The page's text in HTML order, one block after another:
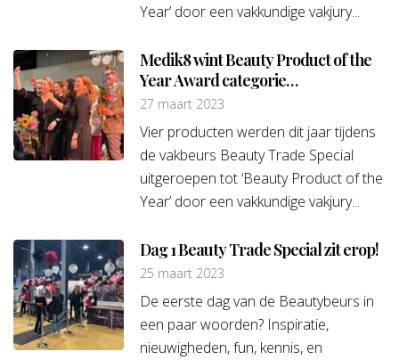
Year’ door een vakkundige vakjury...
Medik8 wint Beauty Product of the
Year Award categorie
Gezichtsverzorging
27 maart 2023
Vier producten werden dit jaar tijdens
de vakbeurs Beauty Trade Special
uitgeroepen tot ‘Beauty Product of the
Year’ door een vakkundige vakjury...
Dag 1 Beauty Trade Special zit erop!
25 maart 2023
De eerste dag van de Beautybeurs in
een paar woorden? Inspiratie,
nieuwigheden, fun, kennis, en